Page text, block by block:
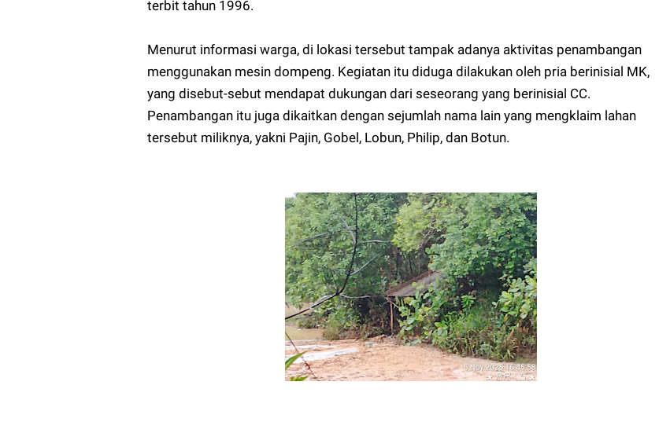
terbit tahun 1996.
Menurut informasi warga, di lokasi tersebut tampak adanya aktivitas penambangan
menggunakan mesin dompeng. Kegiatan itu diduga dilakukan oleh pria berinisial MK,
yang disebut-sebut mendapat dukungan dari seseorang yang berinisial CC.
Penambangan itu juga dikaitkan dengan sejumlah nama lain yang mengklaim lahan
tersebut miliknya, yakni Pajin, Gobel, Lobun, Philip, dan Botun.